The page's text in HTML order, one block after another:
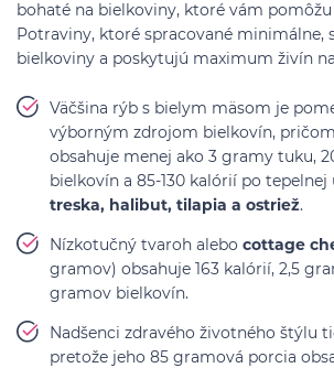
bohaté na bielkoviny, ktoré vám
Potraviny, ktoré spracované minimálne,
bielkoviny a poskytujú maximum živín
Väčšina rýb s bielym mäsom je
výborným zdrojom bielkovín,
obsahuje menej ako 3 gramy tuku,
bielkovín a 85-130 kalórií po tepelnej
treska, halibut, tilapia a ostriež.
Nízkotučný tvaroh alebo cottage
gramov) obsahuje 163 kalórií, 2,5
gramov bielkovín.
Nadšenci zdravého životného štýlu
pretože jeho 85 gramová porcia